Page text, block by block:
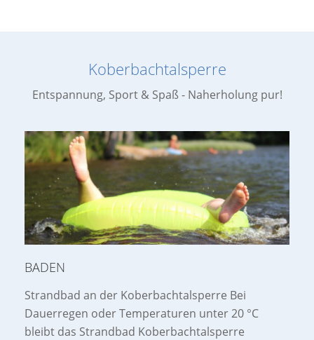
Koberbachtalsperre
Entspannung, Sport & Spaß - Naherholung pur!
BADEN
Strandbad an der Koberbachtalsperre Bei
Dauerregen oder Temperaturen unter 20 °C
bleibt das Strandbad Koberbachtalsperre